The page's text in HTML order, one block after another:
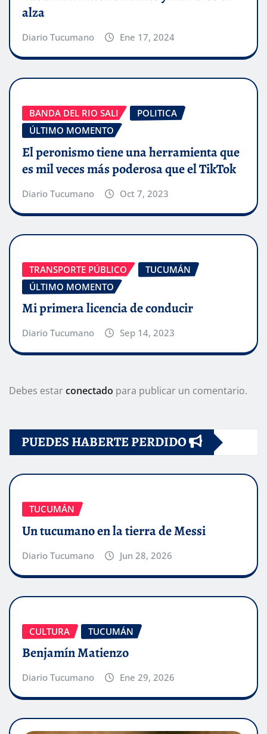
alza
Diario Tucumano Ene 17, 2024
BANDA DEL RIO SALI
POLITICA
ÚLTIMO MOMENTO
El peronismo tiene una herramienta que
es mil veces más poderosa que el TikTok
Diario Tucumano Oct 7, 2023
TRANSPORTE PÚBLICO
TUCUMÁN
ÚLTIMO MOMENTO
Mi primera licencia de conducir
Diario Tucumano Sep 14, 2023
Debes estarconectado para publicar un comentario.
PUEDES HABERTE PERDIDO
TUCUMÁN
Un tucumano en la tierra de Messi
Diario Tucumano Jun 28, 2026
CULTURA TUCUMÁN
Benjamín Matienzo
Diario Tucumano Ene 29, 2026